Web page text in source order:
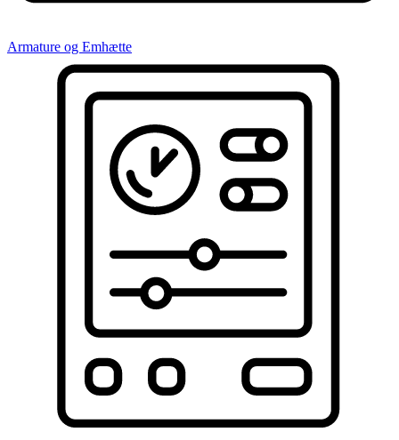
Armature og Emhætte